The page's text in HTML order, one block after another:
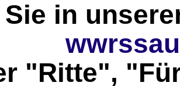
Sie in
"Ritte",